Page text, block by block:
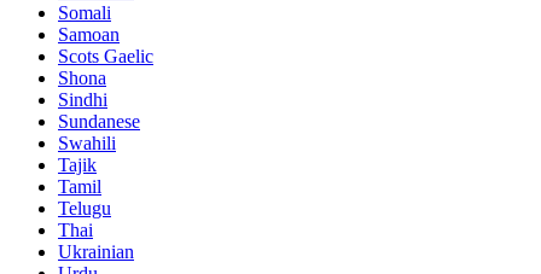
Somali
Samoan
Scots Gaelic
Shona
Sindhi
Sundanese
Swahili
Tajik
Tamil
Telugu
Thai
Ukrainian